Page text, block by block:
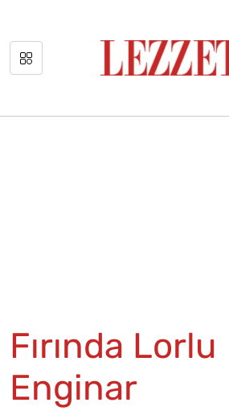
Fırında Lorlu
Enginar